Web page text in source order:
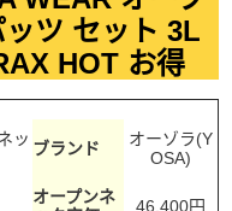
ツ セット 3L
HOT お得
ッ ブランド
オーゾラ(Y
OSA)
オープンネ
46,400円